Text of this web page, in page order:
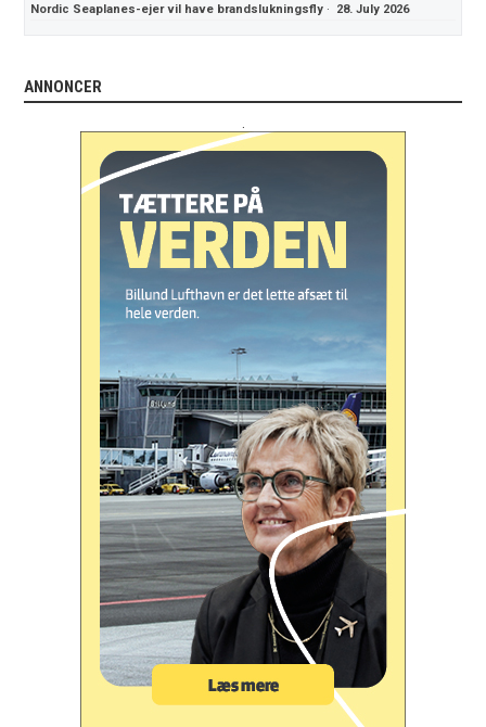
Nordic Seaplanes-ejer vil have brandslukningsfly · 28. July 2026
ANNONCER